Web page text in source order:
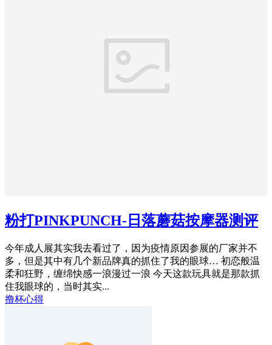
粉打PINKPUNCH-日落蘑菇按摩器测评
​今年成人展其实我去看过了，因为疫情原因参展的厂家并不
多，但是其中有几个新品牌真的抓住了我的眼球… 初恋般温
柔和狂野，缠绵快感一浪漫过一浪 今天这款玩具就是那款抓
住我眼球的，当时其实...
撸杯心得